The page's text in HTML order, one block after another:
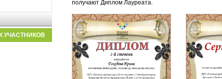
УЧАСТНИКОВ
получают Диплом Лауреата.